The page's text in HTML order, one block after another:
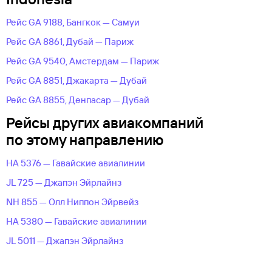
Рейс GA 9188, Бангкок — Самуи
Рейс GA 8861, Дубай — Париж
Рейс GA 9540, Амстердам — Париж
Рейс GA 8851, Джакарта — Дубай
Рейс GA 8855, Денпасар — Дубай
Рейсы других авиакомпаний
по этому направлению
HA 5376 — Гавайские авиалинии
JL 725 — Джапэн Эйрлайнз
NH 855 — Олл Ниппон Эйрвейз
HA 5380 — Гавайские авиалинии
JL 5011 — Джапэн Эйрлайнз